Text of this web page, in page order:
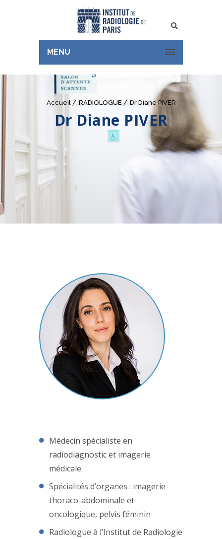
Rechercher
MENU
Accueil RADIOLOGUE Dr Diane PIVER
Dr Diane PIVER
Médecin spécialiste en
radiodiagnostic et imagerie
médicale
Spécialités d’organes : imagerie
thoraco-abdominale et
oncologique, pelvis féminin
Radiologue à l’Institut de Radiologie